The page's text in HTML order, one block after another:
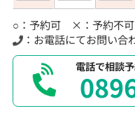
○：予約可 ×：予約不可
：お電話にてお問い合
電話で相談